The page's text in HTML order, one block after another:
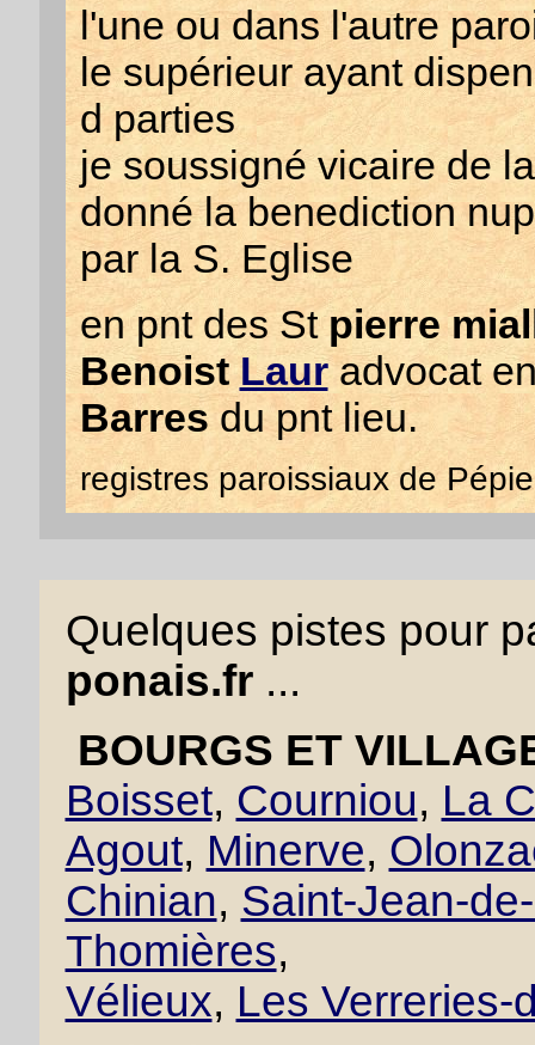
l'une ou dans l'autre
le supérieur ayant
d parties
je soussigné vicaire de
donné la benediction
par la S. Eglise
en pnt des Stpierre
BenoistLauradvocat
Barres du pnt lieu.
registres paroissiaux de
Quelques pistes pour
ponais.fr...
BOURGS ET
Boisset, Courniou, La
Agout, Minerve,
Chinian, Saint-Jean-
Thomières,
Vélieux, Les Verreries-